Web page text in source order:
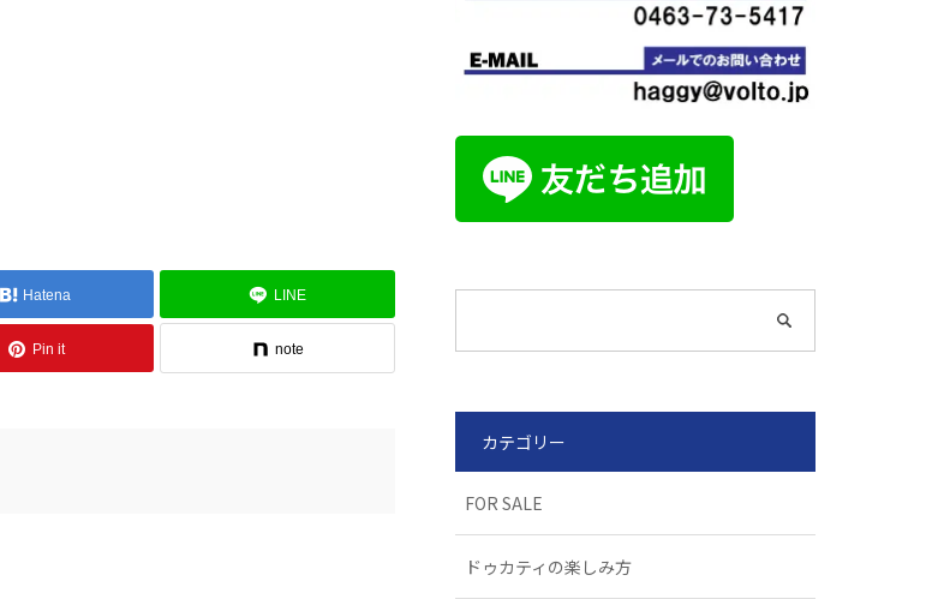
Hatena LINE
Pin it note
カテゴリー
FOR SALE
ドゥカティの楽しみ方